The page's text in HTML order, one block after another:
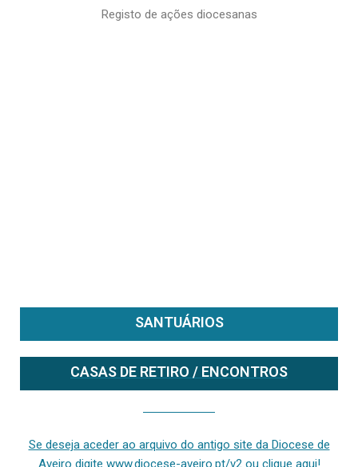
Registo de ações diocesanas
SANTUÁRIOS
CASAS DE RETIRO / ENCONTROS
Se deseja aceder ao arquivo do antigo site da Diocese de
Aveiro digite www.diocese-aveiro.pt/v2 ou clique aqui!